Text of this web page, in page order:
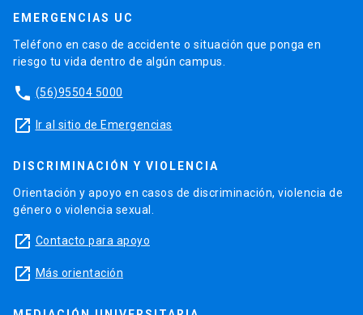
EMERGENCIAS UC
Teléfono en caso de accidente o situación que ponga en
riesgo tu vida dentro de algún campus.
phone (56)95504 5000
launch Ir al sitio de Emergencias
DISCRIMINACIÓN Y VIOLENCIA
Orientación y apoyo en casos de discriminación, violencia de
género o violencia sexual.
launch Contacto para apoyo
launch Más orientación